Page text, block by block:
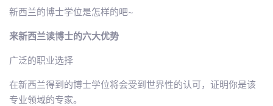
新西兰的博士学位是怎样的吧~
来新西兰读博士的六大优势
广泛的职业选择
在新西兰得到的博士学位将会受到世界性的认可，证明你是该
专业领域的专家。